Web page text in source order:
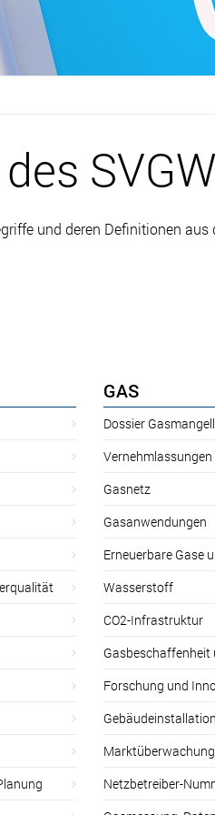
und deren Definitionen
GAS
Dossier
Vernehmlassungen
Gasnetz
Gasanwendungen
Erneuerbare Gase
Wasserstoff
CO2-Infrastruktur
Forschung und
Marktüberwachung
Netzbetreiber-